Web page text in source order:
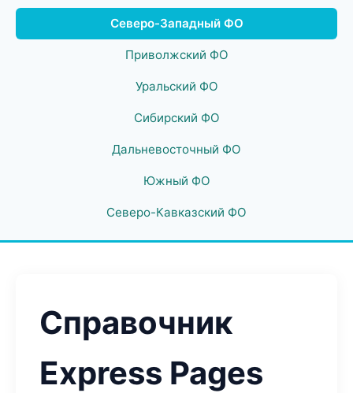
Северо-Западный ФО
Приволжский ФО
Уральский ФО
Сибирский ФО
Дальневосточный ФО
Южный ФО
Северо-Кавказский ФО
Справочник
Express Pages